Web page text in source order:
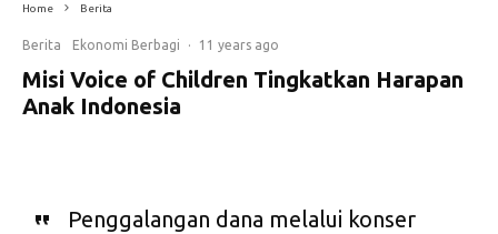
Home Berita
Berita Ekonomi Berbagi · 11 years ago
Misi Voice of Children Tingkatkan Harapan
Anak Indonesia
Penggalangan dana melalui konser